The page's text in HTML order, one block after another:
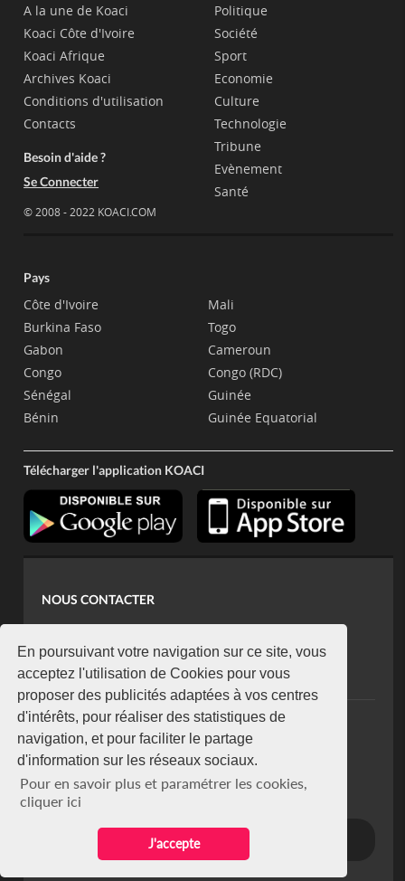
En poursuivant votre navigation sur ce site, vous
acceptez l'utilisation de Cookies pour vous
proposer des publicités adaptées à vos centres
d'intérêts, pour réaliser des statistiques de
navigation, et pour faciliter le partage
d'information sur les réseaux sociaux.
Pour en savoir plus et paramétrer les cookies,
cliquer ici
J'accepte
A la une de Koaci
Koaci Côte d'Ivoire
Koaci Afrique
Archives Koaci
Conditions d'utilisation
Contacts
Besoin d'aide ?
Se Connecter
© 2008 - 2022 KOACI.COM
Politique
Société
Sport
Economie
Culture
Technologie
Tribune
Evènement
Santé
Pays
Côte d'Ivoire
Burkina Faso
Gabon
Congo
Sénégal
Bénin
Mali
Togo
Cameroun
Congo (RDC)
Guinée
Guinée Equatorial
Télécharger l'application KOACI
NOUS CONTACTER
koaci@yahoo.fr
+225 07 08 85 52 93
NEWSLETTER
Restez connecté via notre newsletter
S'abonner
Se désabonner